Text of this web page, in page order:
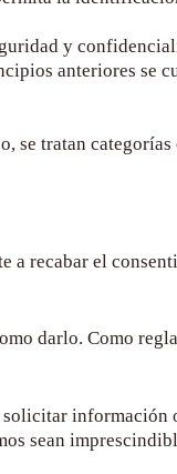
y
anteriores se
se tratan
a recabar el
darlo. Como
sean